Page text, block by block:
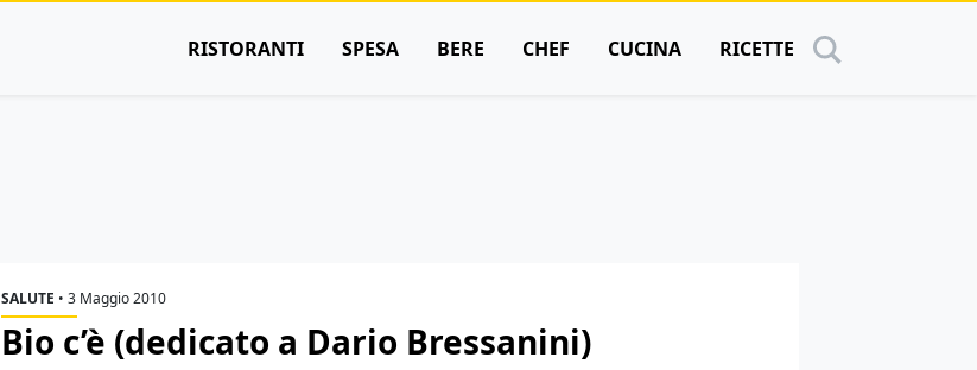
RISTORANTI SPESA BERE CHEF CUCINA RICETTE
SALUTE • 3 Maggio 2010
Bio c’è (dedicato a Dario Bressanini)